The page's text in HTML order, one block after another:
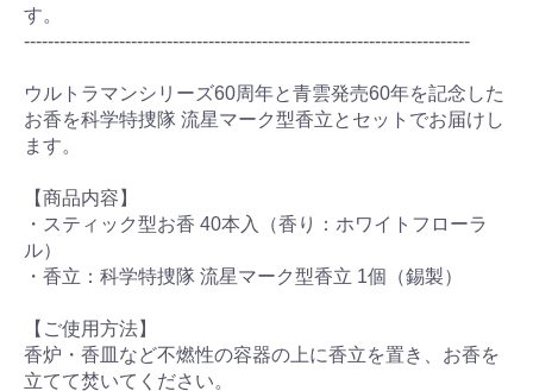
す。
---------------------------------------------------------------------------
ウルトラマンシリーズ60周年と青雲発売60年を記念した
お香を科学特捜隊 流星マーク型香立とセットでお届けし
ます。
【商品内容】
・スティック型お香 40本入（香り：ホワイトフローラ
ル）
・香立：科学特捜隊 流星マーク型香立 1個（錫製）
【ご使用方法】
香炉・香皿など不燃性の容器の上に香立を置き、お香を
立てて焚いてください。